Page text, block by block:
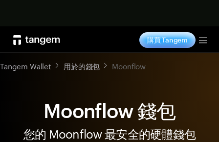
購買 Tangem
Tangem Wallet 用於的錢包 Moonflow
Moonflow 錢包
您的 Moonflow 最安全的硬體錢包